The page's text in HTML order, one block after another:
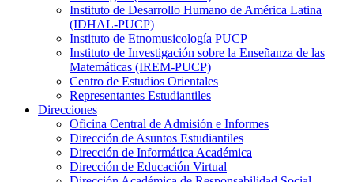
Instituto de Desarrollo Humano de América Latina
(IDHAL-PUCP)
Instituto de Etnomusicología PUCP
Instituto de Investigación sobre la Enseñanza de las
Matemáticas (IREM-PUCP)
Centro de Estudios Orientales
Representantes Estudiantiles
Direcciones
Oficina Central de Admisión e Informes
Dirección de Asuntos Estudiantiles
Dirección de Informática Académica
Dirección de Educación Virtual